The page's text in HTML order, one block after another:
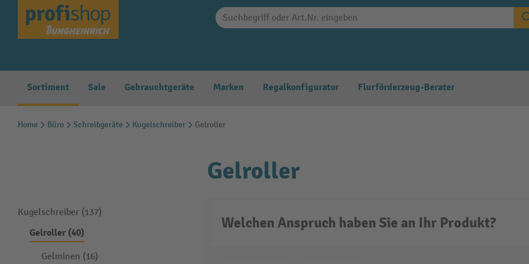
Zur Hauptnavigation springen
Sortiment Sale Gebrauchtgeräte Marken Regalkonfigurator Flurförderzeug-Berater
Home Büro Schreibgeräte Kugelschreiber Gelroller
Kugelschreiber (137)
Gelroller (40)
Gelminen (16)
Gelroller
Welchen Anspruch haben Sie an Ihr Produkt?